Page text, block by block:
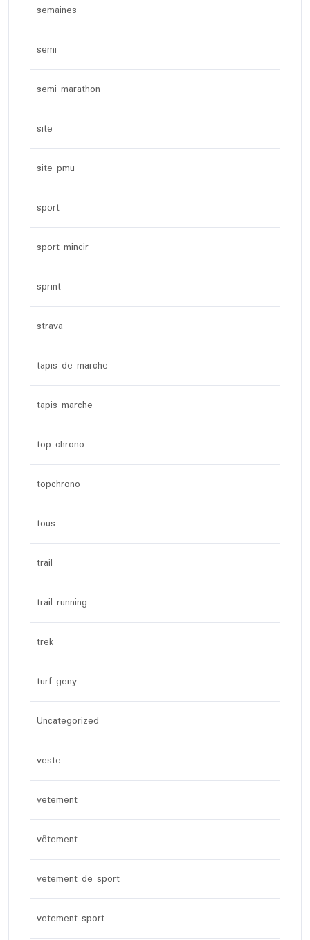
semaines
semi
semi marathon
site
site pmu
sport
sport mincir
sprint
strava
tapis de marche
tapis marche
top chrono
topchrono
tous
trail
trail running
trek
turf geny
Uncategorized
veste
vetement
vêtement
vetement de sport
vetement sport